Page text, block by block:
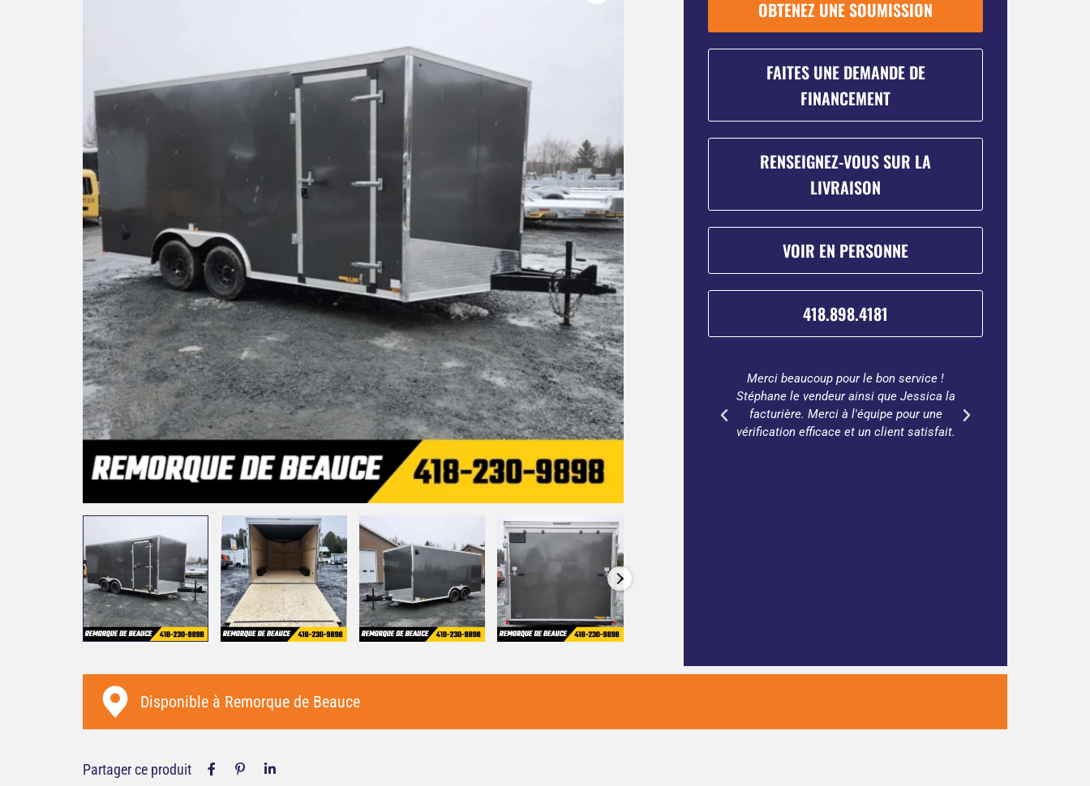
OBTENEZ UNE SOUMISSION
FAITES UNE DEMANDE DE
FINANCEMENT
RENSEIGNEZ-VOUS SUR LA
LIVRAISON
VOIR EN PERSONNE
418.898.4181
Merci à toute l'équipe de la Remorque de
l'Isle ! Service impeccable et matériel de
qualité.
Mon endroit préféré pour acheter une
caravane et rencontrer le fabuleux
personnel
Merci beaucoup pour le bon service !
Stéphane le vendeur ainsi que Jessica la
facturière. Merci à l'équipe pour une
vérification efficace et un client satisfait.
Disponible à Remorque de Beauce
Partager ce produit